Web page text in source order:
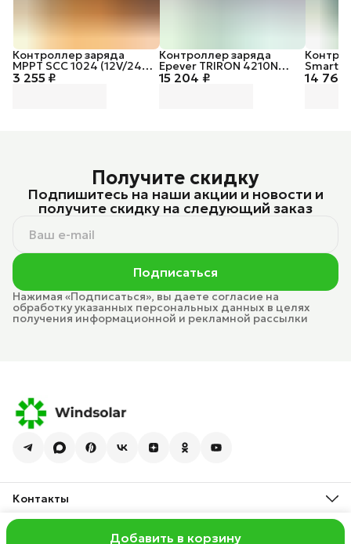
Добавить в корзину
3 255 ₽
Контроллер заряда
MPPT SCC 1024 (12V/24V
- 10A - 50V - 120W/240W) 15 204 ₽
Контроллер заряда
Epever TRIRON 4210N
DS2/UCS (MPPT / 40A / 14 763
[30A /
Получите скидку
Подпишитесь на наши акции и новости и
получите скидку на следующий заказ
Подписаться
Нажимая «Подписаться», вы даете согласие на
обработку указанных персональных данных в целях
получения информационной и рекламной рассылки
Контакты
Адрес
Телефон многоканальный
ИП НЕЛЮБИН А. В.Наши работыОплатаДоставка